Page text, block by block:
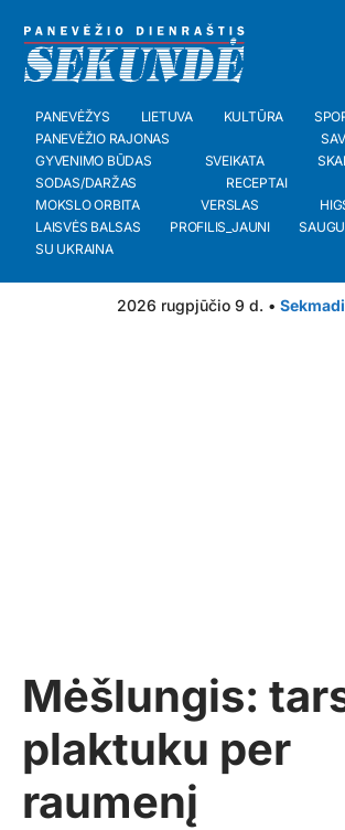
PANEVĖŽYS LIETUVA KULTŪRA
PANEVĖŽIO RAJONAS
GYVENIMO BŪDAS
SVEIKATA
SODAS/DARŽAS
RECEPTAI
MOKSLO ORBITA
VERSLAS
LAISVĖS BALSAS
PROFILIS_JAUNI
SU UKRAINA
2026 rugpjūčio 9 d. •
Mėšlungis:
plaktuku per
raumenį